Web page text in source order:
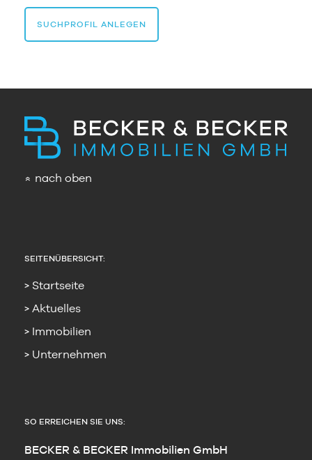
SUCHPROFIL ANLEGEN
» nach oben
SEITENÜBERSICHT:
Startseite
Aktuelles
Immobilien
Unternehmen
SO ERREICHEN SIE UNS:
BECKER & BECKER Immobilien GmbH